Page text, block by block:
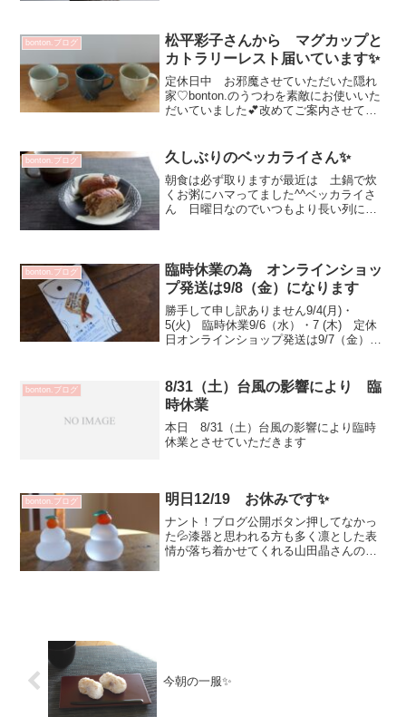
の素敵さ！届い...
bonton.ブログ
松平彩子さんから マグカップと
カトラリーレスト届いています✨
定休日中 お邪魔させていただいた隠れ
家♡bonton.のうつわを素敵にお使いいた
だいていました💕改めてご案内させてい
グカップ3種類届いています左から はい
いろ / 群...
bonton.ブログ 久しぶりのベッカライさん✨
朝食は必ず取りますが最近は 土鍋で炊
くお粥にハマってました^^ベッカライさ
ん 日曜日なのでいつもより長い列に並
マグカップ 1100...
bonton.ブログ
臨時休業の為 オンラインショッ
プ発送は9/8（金）になります
勝手して申し訳ありません9/4(月)・
5(火) 臨時休業9/6（水）・7 (木) 定休
日オンラインショップ発送は9/7（金）に
に見る事が出来て一歩踏み込んだ意識で
楽しみと...
bonton.ブログ
8/31（土）台風の影響により 臨
時休業
本日 8/31（土）台風の影響により臨時
休業とさせていただきます
bonton.ブログ 明日12/19 お休みです✨
ナント！ブログ公開ボタン押してなかっ
た💦漆器と思われる方も多く凛とした表
情が落ち着かせてくれる山田晶さんの
今朝の一服✨